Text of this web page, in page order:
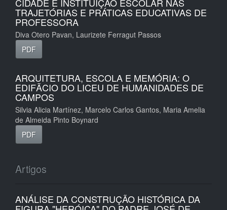
TRAJETÓRIAS E PRÁTICAS EDUCATIVAS DE
PROFESSORA
Diva Otero Pavan, Laurizete Ferragut Passos
PDF
ARQUITETURA, ESCOLA E MEMÓRIA: O
EDIFÃCIO DO LICEU DE HUMANIDADES DE
CAMPOS
Silvia Alicia Martínez, Marcelo Carlos Gantos, Maria Amelia
de Almeida Pinto Boynard
PDF
Artigos
ANÁLISE DA CONSTRUÇÃO HISTÓRICA DA